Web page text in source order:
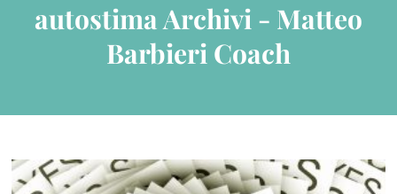
autostima Archivi - Matteo
Barbieri Coach